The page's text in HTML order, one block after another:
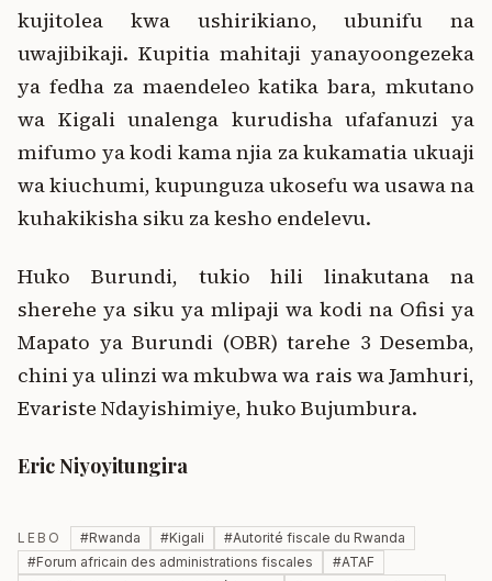
kujitolea kwa ushirikiano, ubunifu na
uwajibikaji. Kupitia mahitaji yanayoongezeka
ya fedha za maendeleo katika bara, mkutano
wa Kigali unalenga kurudisha ufafanuzi ya
mifumo ya kodi kama njia za kukamatia ukuaji
wa kiuchumi, kupunguza ukosefu wa usawa na
kuhakikisha siku za kesho endelevu.
Huko Burundi, tukio hili linakutana na
sherehe ya siku ya mlipaji wa kodi na Ofisi ya
Mapato ya Burundi (OBR) tarehe 3 Desemba,
chini ya ulinzi wa mkubwa wa rais wa Jamhuri,
Evariste Ndayishimiye, huko Bujumbura.
Eric Niyoyitungira
LEBO #Rwanda #Kigali #Autorité fiscale du Rwanda
#Forum africain des administrations fiscales #ATAF